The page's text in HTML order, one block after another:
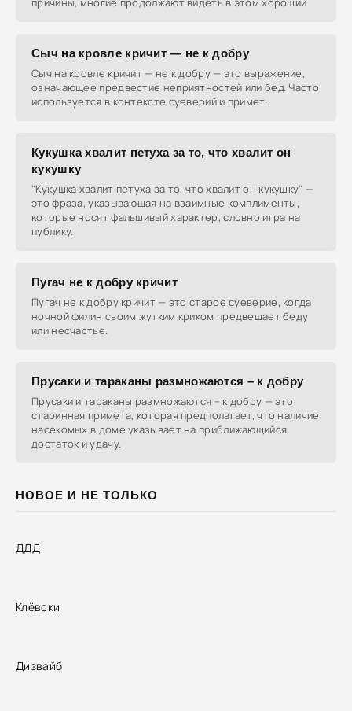
НОВОЕ И НЕ ТОЛЬКО
ДДД
Клёвски
Дизвайб
Сыч на кровле кричит — не к добру
Сыч на кровле кричит — не к добру — это выражение,
означающее предвестие неприятностей или бед. Часто
используется в контексте суеверий и примет.
Кукушка хвалит петуха за то, что хвалит он
кукушку
"Кукушка хвалит петуха за то, что хвалит он кукушку" —
это фраза, указывающая на взаимные комплименты,
которые носят фальшивый характер, словно игра на
публику.
Пугач не к добру кричит
Пугач не к добру кричит — это старое суеверие, когда
ночной филин своим жутким криком предвещает беду
или несчастье.
Прусаки и тараканы размножаются – к добру
Прусаки и тараканы размножаются – к добру — это
старинная примета, которая предполагает, что наличие
насекомых в доме указывает на приближающийся
достаток и удачу.